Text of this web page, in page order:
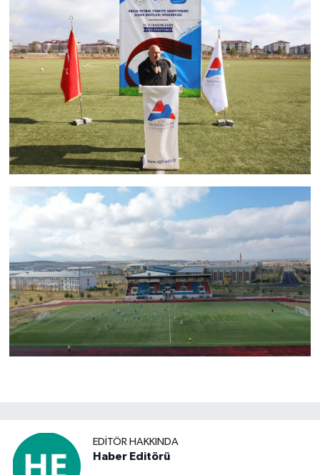
EDITÖR HAKKINDA
Haber Editörü